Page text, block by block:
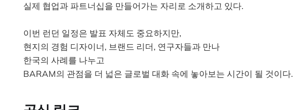
실제 협업과 파트너십을 만들어가는 자리로 소개하고 있다.
이번 런던 일정은 발표 자체도 중요하지만,
현지의 경험 디자이너, 브랜드 리더, 연구자들과 만나
한국의 사례를 나누고
BARAM의 관점을 더 넓은 글로벌 대화 속에 놓아보는 시간이 될 것이다.